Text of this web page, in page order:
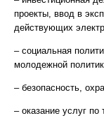
проекты, ввод в
действующих
– социальная
молодежной
– безопасность,
– оказание услуг